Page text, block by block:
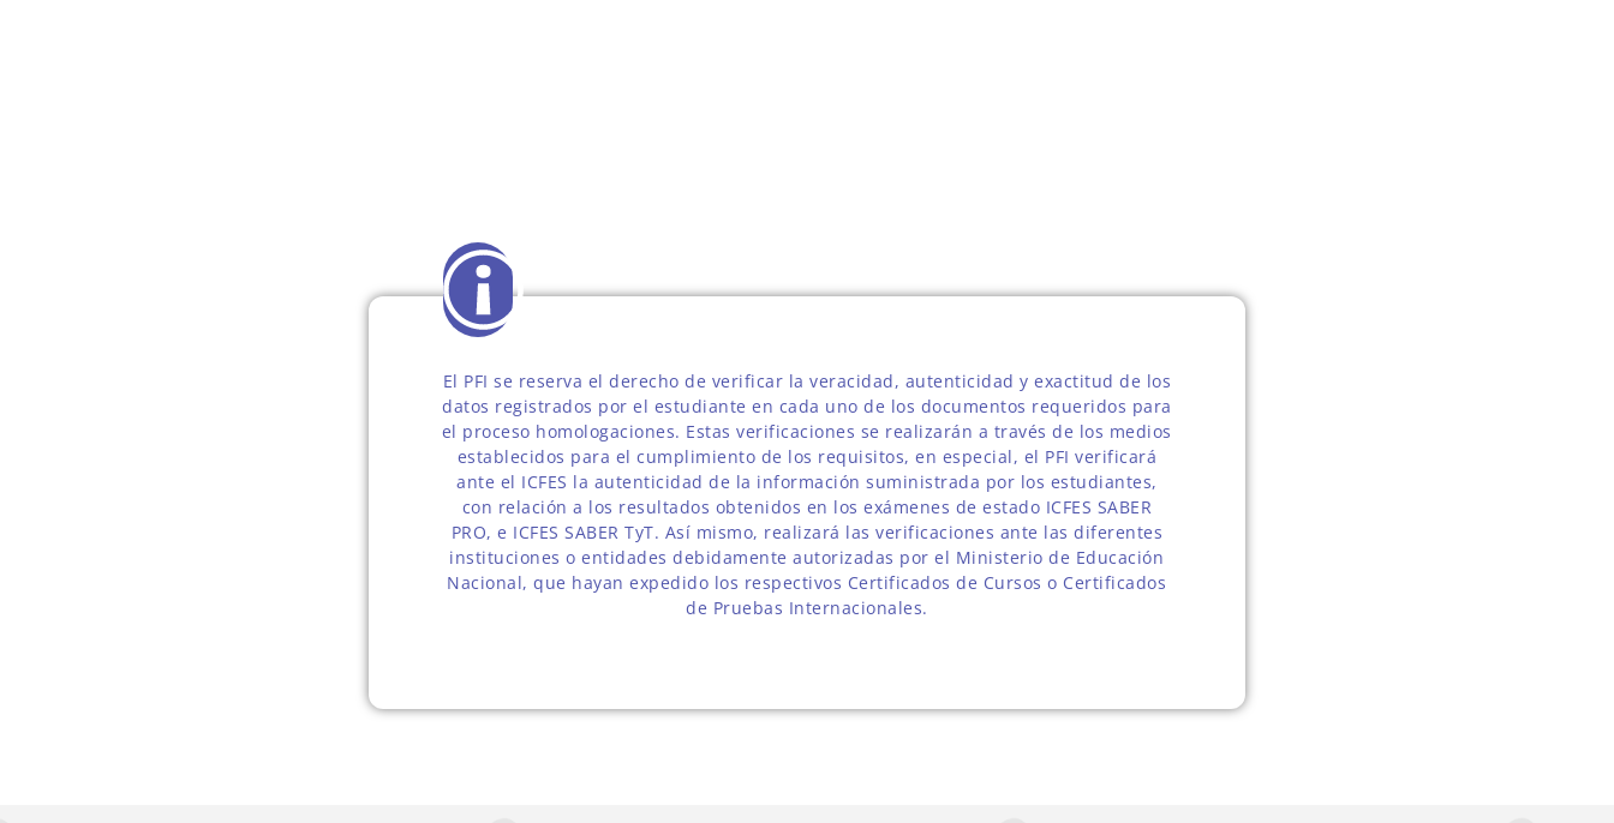
El PFI se reserva el derecho de verificar la veracidad, autenticidad y exactitud de los
datos registrados por el estudiante en cada uno de los documentos requeridos para
el proceso homologaciones. Estas verificaciones se realizarán a través de los medios
establecidos para el cumplimiento de los requisitos, en especial, el PFI verificará
ante el ICFES la autenticidad de la información suministrada por los estudiantes,
con relación a los resultados obtenidos en los exámenes de estado ICFES SABER
PRO, e ICFES SABER TyT. Así mismo, realizará las verificaciones ante las diferentes
instituciones o entidades debidamente autorizadas por el Ministerio de Educación
Nacional, que hayan expedido los respectivos Certificados de Cursos o Certificados
de Pruebas Internacionales.